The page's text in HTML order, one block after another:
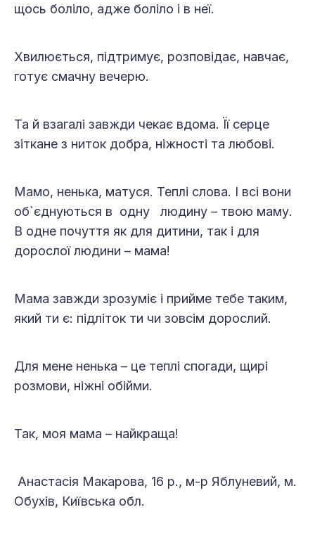
щось боліло, адже боліло і в неї.
Хвилюється, підтримує, розповідає, навчає,
готує смачну вечерю.
Та й взагалі завжди чекає вдома. Її серце
зіткане з ниток добра, ніжності та любові.
Мамо, ненька, матуся. Теплі слова. І всі вони
об`єднуються в одну людину – твою маму.
В одне почуття як для дитини, так і для
дорослої людини – мама!
Мама завжди зрозуміє і прийме тебе таким,
який ти є: підліток ти чи зовсім дорослий.
Для мене ненька – це теплі спогади, щирі
розмови, ніжні обійми.
Так, моя мама – найкраща!
Анастасія Макарова, 16 р., м-р Яблуневий, м.
Обухів, Київська обл.